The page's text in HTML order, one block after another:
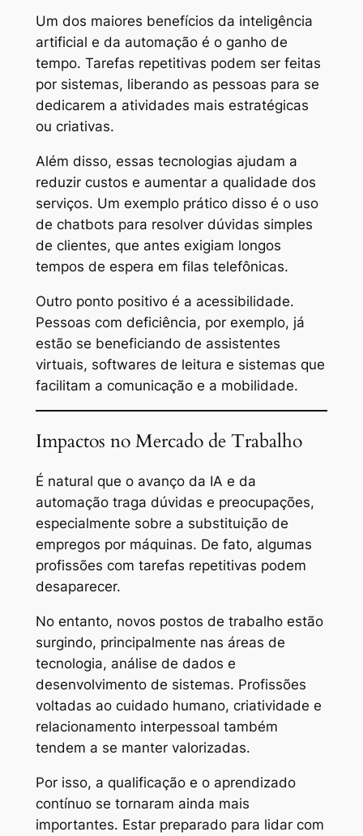
Um dos maiores benefícios da inteligência
artificial e da automação é o ganho de
tempo. Tarefas repetitivas podem ser feitas
por sistemas, liberando as pessoas para se
dedicarem a atividades mais estratégicas
ou criativas.
Além disso, essas tecnologias ajudam a
reduzir custos e aumentar a qualidade dos
serviços. Um exemplo prático disso é o uso
de chatbots para resolver dúvidas simples
de clientes, que antes exigiam longos
tempos de espera em filas telefônicas.
Outro ponto positivo é a acessibilidade.
Pessoas com deficiência, por exemplo, já
estão se beneficiando de assistentes
virtuais, softwares de leitura e sistemas que
facilitam a comunicação e a mobilidade.
Impactos no Mercado de Trabalho
É natural que o avanço da IA e da
automação traga dúvidas e preocupações,
especialmente sobre a substituição de
empregos por máquinas. De fato, algumas
profissões com tarefas repetitivas podem
desaparecer.
No entanto, novos postos de trabalho estão
surgindo, principalmente nas áreas de
tecnologia, análise de dados e
desenvolvimento de sistemas. Profissões
voltadas ao cuidado humano, criatividade e
relacionamento interpessoal também
tendem a se manter valorizadas.
Por isso, a qualificação e o aprendizado
contínuo se tornaram ainda mais
importantes. Estar preparado para lidar com